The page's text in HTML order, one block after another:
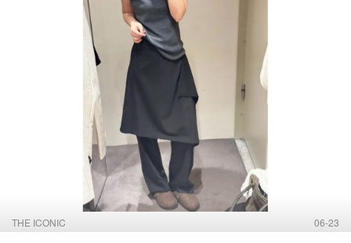
THE ICONIC 06-23